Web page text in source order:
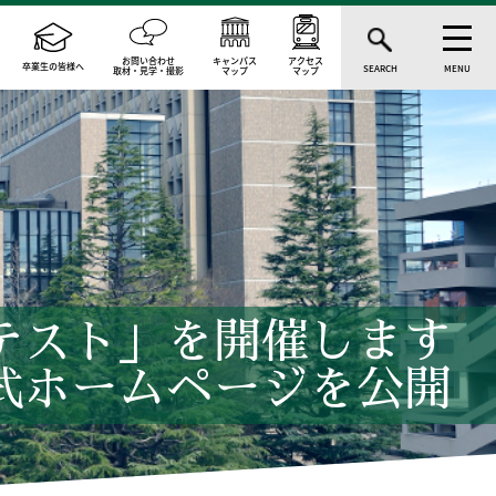
卒業生の皆様へ お問い合わせ
取材・見学・撮影
キャンパス
マップ
アクセス
マップ SEARCH MENU
スト」を開催します
ホームページを公開